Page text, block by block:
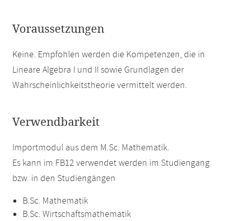
Voraussetzungen
Keine. Empfohlen werden die Kompetenzen, die in
Lineare Algebra I und II sowie Grundlagen der
Wahrscheinlichkeitstheorie vermittelt werden.
Verwendbarkeit
Importmodul aus dem M.Sc. Mathematik.
Es kann im FB12 verwendet werden im Studiengang
bzw. in den Studiengängen
B.Sc. Mathematik
B.Sc. Wirtschaftsmathematik